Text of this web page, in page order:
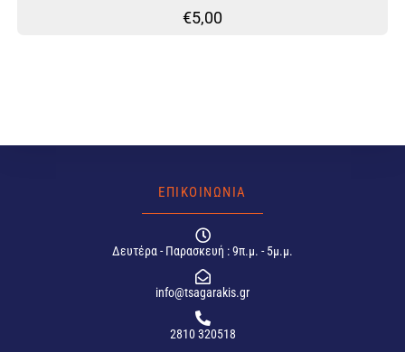
€5,00
ΕΠΙΚΟΙΝΩΝΙΑ
Δευτέρα - Παρασκευή : 9π.μ. - 5μ.μ.
info@tsagarakis.gr
2810 320518